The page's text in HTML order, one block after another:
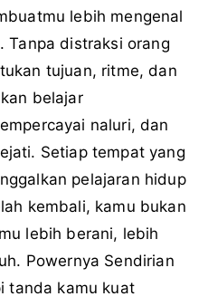
lebih mengenal
Tanpa distraksi orang
tujuan, ritme, dan
belajar
naluri, dan
Setiap tempat yang
pelajaran hidup
kembali, kamu bukan
lebih berani, lebih
Powernya Sendirian
tanda kamu kuat